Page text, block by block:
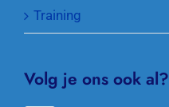
Training
Volg je ons ook al?